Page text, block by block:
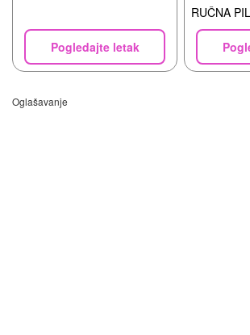
Pogledajte letak
RUČNA
Oglašavanje